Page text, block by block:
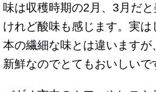
味は収穫時期の2月、3月だ
けれど酸味も感じます。実は
本の繊細な味とは違いますが
新鮮なのでとてもおいしいで